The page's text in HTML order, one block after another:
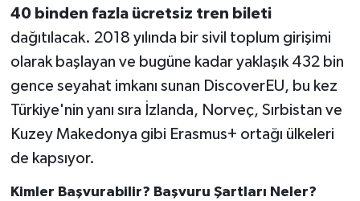
40 binden fazla ücretsiz tren bileti
dağıtılacak. 2018 yılında bir sivil toplum girişimi
olarak başlayan ve bugüne kadar yaklaşık 432 bin
gence seyahat imkanı sunan DiscoverEU, bu kez
Türkiye'nin yanı sıra İzlanda, Norveç, Sırbistan ve
Kuzey Makedonya gibi Erasmus+ ortağı ülkeleri
de kapsıyor.
Kimler Başvurabilir? Başvuru Şartları Neler?